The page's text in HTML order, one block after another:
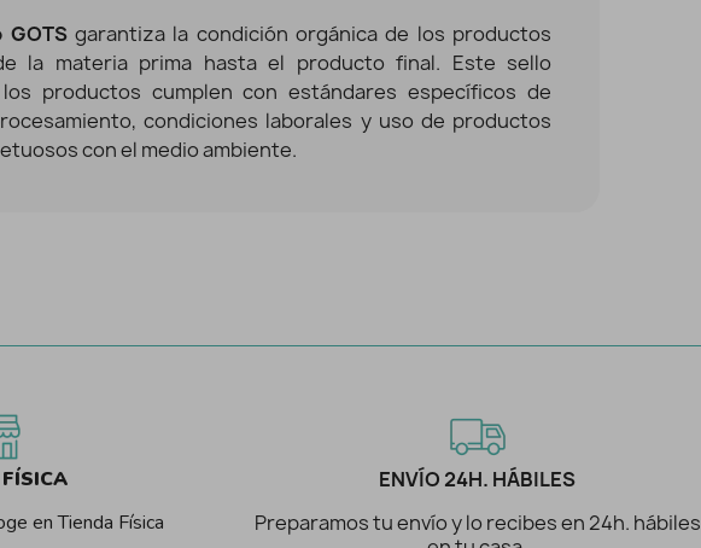
GOTSgarantiza la condición orgánica de los productos
la materia prima hasta el producto final. Este sello
productos cumplen con estándares específicos de
condiciones laborales y uso de productos
con el medio ambiente.
en Tienda Física
ENVÍO 24H. HÁBILES
Preparamos tu envío y lo recibes en 24h. hábiles